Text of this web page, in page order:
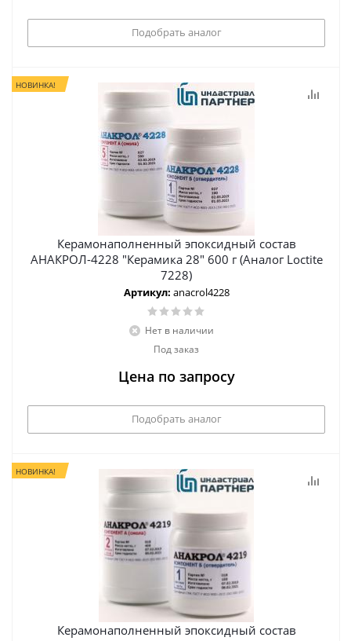
Подобрать аналог
НОВИНКА!
Керамонаполненный эпоксидный состав
АНАКРОЛ-4228 "Керамика 28" 600 г (Аналог Loctite
7228)
Артикул: anacrol4228
Нет в наличии
Под заказ
Цена по запросу
Подобрать аналог
НОВИНКА!
Керамонаполненный эпоксидный состав